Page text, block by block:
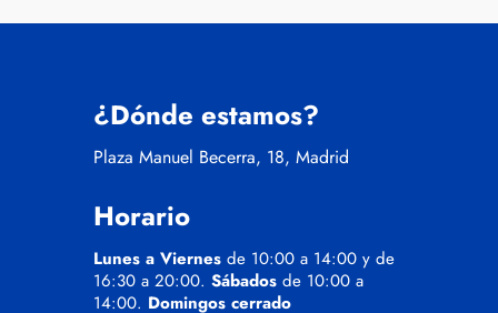
¿Dónde estamos?
Plaza Manuel Becerra, 18, Madrid
Horario
Lunes a Viernes de 10:00 a 14:00 y de
16:30 a 20:00. Sábados de 10:00 a
14:00. Domingos cerrado